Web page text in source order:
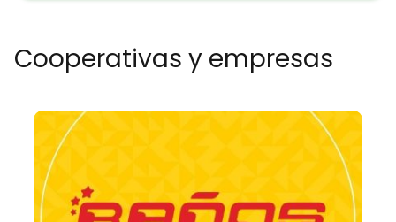
Cooperativas y empresas